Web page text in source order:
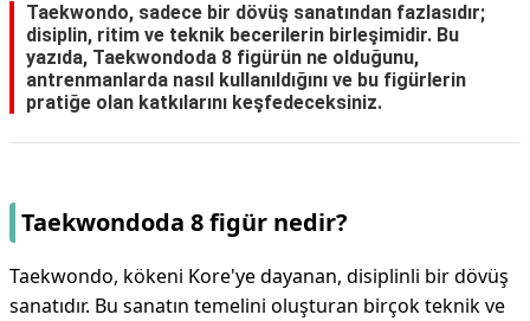
Taekwondo, sadece bir dövüş sanatından fazlasıdır;
disiplin, ritim ve teknik becerilerin birleşimidir. Bu
yazıda, Taekwondoda 8 figürün ne olduğunu,
antrenmanlarda nasıl kullanıldığını ve bu figürlerin
pratiğe olan katkılarını keşfedeceksiniz.
Taekwondoda 8 figür nedir?
Taekwondo, kökeni Kore'ye dayanan, disiplinli bir dövüş
sanatıdır. Bu sanatın temelini oluşturan birçok teknik ve